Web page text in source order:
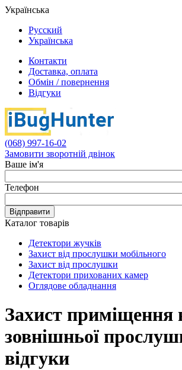
Українська
Русский
Українська
Контакти
Доставка, оплата
Обмін / повернення
Відгуки
(068) 997-16-02
Замовити зворотній двінок
Ваше ім'я
Телефон
Відправити
Каталог товарів
Детектори жучків
Захист від прослушки мобільного
Захист від прослушки
Детектори прихованих камер
Оглядове обладнання
Захист приміщення
зовнішньої
відгуки